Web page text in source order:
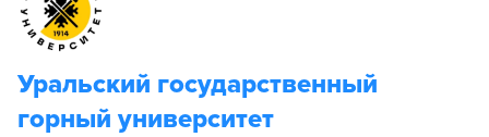
Уральский государственный
горный университет